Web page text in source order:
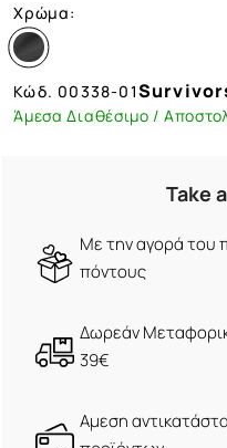
Χρώμα:
Κώδ. 00338-01
Άμεσα Διαθέσιμο /
Take
Με την αγορά του
πόντους
Δωρεάν
39€
Αμεση